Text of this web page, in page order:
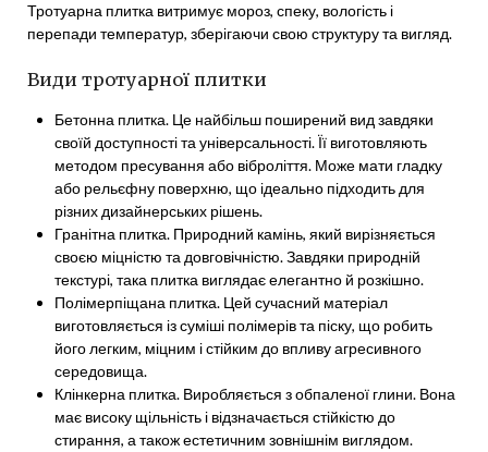
Тротуарна плитка витримує мороз, спеку, вологість і
перепади температур, зберігаючи свою структуру та вигляд.
Види тротуарної плитки
Бетонна плитка. Це найбільш поширений вид завдяки
своїй доступності та універсальності. Її виготовляють
методом пресування або віброліття. Може мати гладку
або рельєфну поверхню, що ідеально підходить для
різних дизайнерських рішень.
Гранітна плитка. Природний камінь, який вирізняється
своєю міцністю та довговічністю. Завдяки природній
текстурі, така плитка виглядає елегантно й розкішно.
Полімерпіщана плитка. Цей сучасний матеріал
виготовляється із суміші полімерів та піску, що робить
його легким, міцним і стійким до впливу агресивного
середовища.
Клінкерна плитка. Виробляється з обпаленої глини. Вона
має високу щільність і відзначається стійкістю до
стирання, а також естетичним зовнішнім виглядом.